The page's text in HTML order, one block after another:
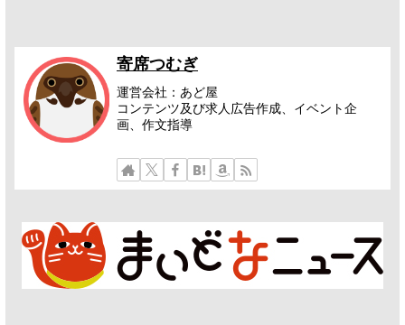
寄席つむぎ
運営会社：あど屋
コンテンツ及び求人広告作成、イベント企
画、作文指導